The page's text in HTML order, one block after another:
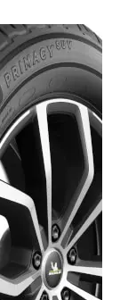
SUV: Đáng